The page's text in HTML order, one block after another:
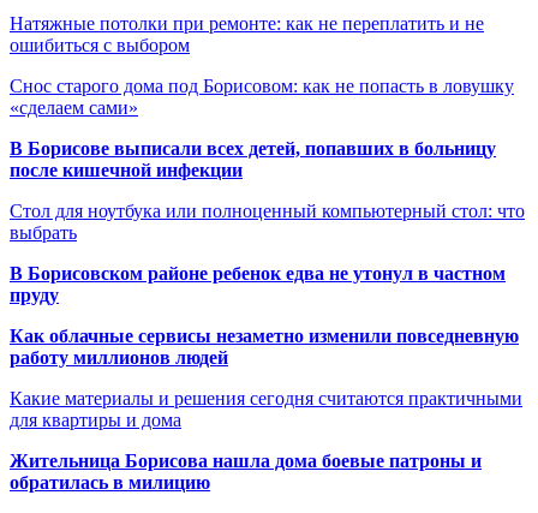
Натяжные потолки при ремонте: как не переплатить и не
ошибиться с выбором
Снос старого дома под Борисовом: как не попасть в ловушку
«сделаем сами»
В Борисове выписали всех детей, попавших в больницу
после кишечной инфекции
Стол для ноутбука или полноценный компьютерный стол: что
выбрать
В Борисовском районе ребенок едва не утонул в частном
пруду
Как облачные сервисы незаметно изменили повседневную
работу миллионов людей
Какие материалы и решения сегодня считаются практичными
для квартиры и дома
Жительница Борисова нашла дома боевые патроны и
обратилась в милицию